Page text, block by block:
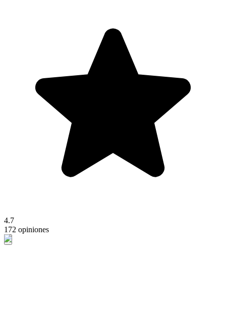
4.7
172 opiniones